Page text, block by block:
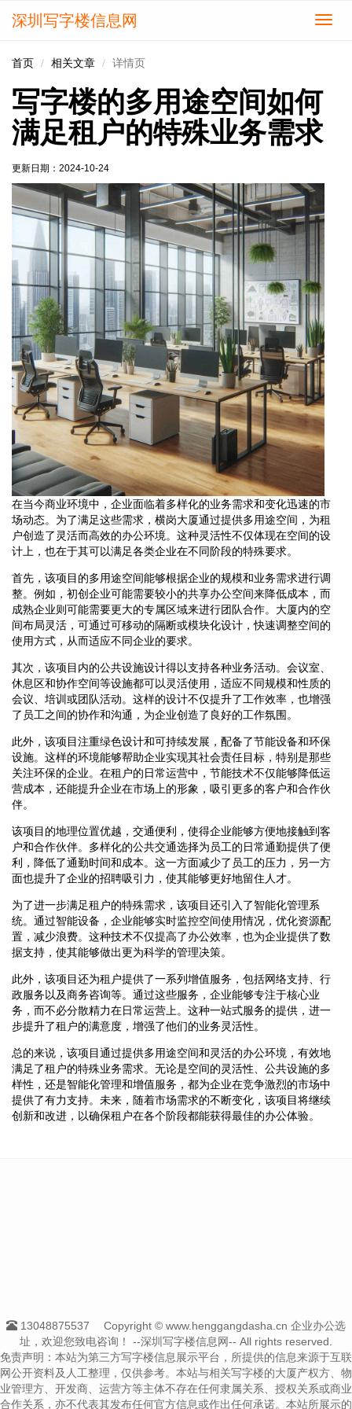
切
深圳写字楼信息网
首页 相关文章 详情页
写字楼的多用途空间如何
满足租户的特殊业务需求
更新日期： 2024-10-24
在当今商业环境中，企业面临着多样化的业务需求和变化迅速的市
场动态。为了满足这些需求，横岗大厦通过提供多用途空间，为租
户创造了灵活而高效的办公环境。这种灵活性不仅体现在空间的设
计上，也在于其可以满足各类企业在不同阶段的特殊要求。
首先，该项目的多用途空间能够根据企业的规模和业务需求进行调
整。例如，初创企业可能需要较小的共享办公空间来降低成本，而
成熟企业则可能需要更大的专属区域来进行团队合作。大厦内的空
间布局灵活，可通过可移动的隔断或模块化设计，快速调整空间的
使用方式，从而适应不同企业的要求。
其次，该项目内的公共设施设计得以支持各种业务活动。会议室、
休息区和协作空间等设施都可以灵活使用，适应不同规模和性质的
会议、培训或团队活动。这样的设计不仅提升了工作效率，也增强
了员工之间的协作和沟通，为企业创造了良好的工作氛围。
此外，该项目注重绿色设计和可持续发展，配备了节能设备和环保
设施。这样的环境能够帮助企业实现其社会责任目标，特别是那些
关注环保的企业。在租户的日常运营中，节能技术不仅能够降低运
营成本，还能提升企业在市场上的形象，吸引更多的客户和合作伙
伴。
该项目的地理位置优越，交通便利，使得企业能够方便地接触到客
户和合作伙伴。多样化的公共交通选择为员工的日常通勤提供了便
利，降低了通勤时间和成本。这一方面减少了员工的压力，另一方
面也提升了企业的招聘吸引力，使其能够更好地留住人才。
为了进一步满足租户的特殊需求，该项目还引入了智能化管理系
统。通过智能设备，企业能够实时监控空间使用情况，优化资源配
置，减少浪费。这种技术不仅提高了办公效率，也为企业提供了数
据支持，使其能够做出更为科学的管理决策。
此外，该项目还为租户提供了一系列增值服务，包括网络支持、行
政服务以及商务咨询等。通过这些服务，企业能够专注于核心业
务，而不必分散精力在日常运营上。这种一站式服务的提供，进一
步提升了租户的满意度，增强了他们的业务灵活性。
总的来说，该项目通过提供多用途空间和灵活的办公环境，有效地
满足了租户的特殊业务需求。无论是空间的灵活性、公共设施的多
样性，还是智能化管理和增值服务，都为企业在竞争激烈的市场中
提供了有力支持。未来，随着市场需求的不断变化，该项目将继续
创新和改进，以确保租户在各个阶段都能获得最佳的办公体验。
13048875537
Copyright © www.henggangdasha.cn 企业办公选
址，欢迎您致电咨询！
--深圳写字楼信息网-- All rights reserved.
免责声明：本站为第三方写字楼信息展示平台，所提供的信息来源于互联
网公开资料及人工整理，仅供参考。本站与相关写字楼的大厦产权方、物
业管理方、开发商、运营方等主体不存在任何隶属关系、授权关系或商业
合作关系，亦不代表其发布任何官方信息或作出任何承诺。本站所展示的